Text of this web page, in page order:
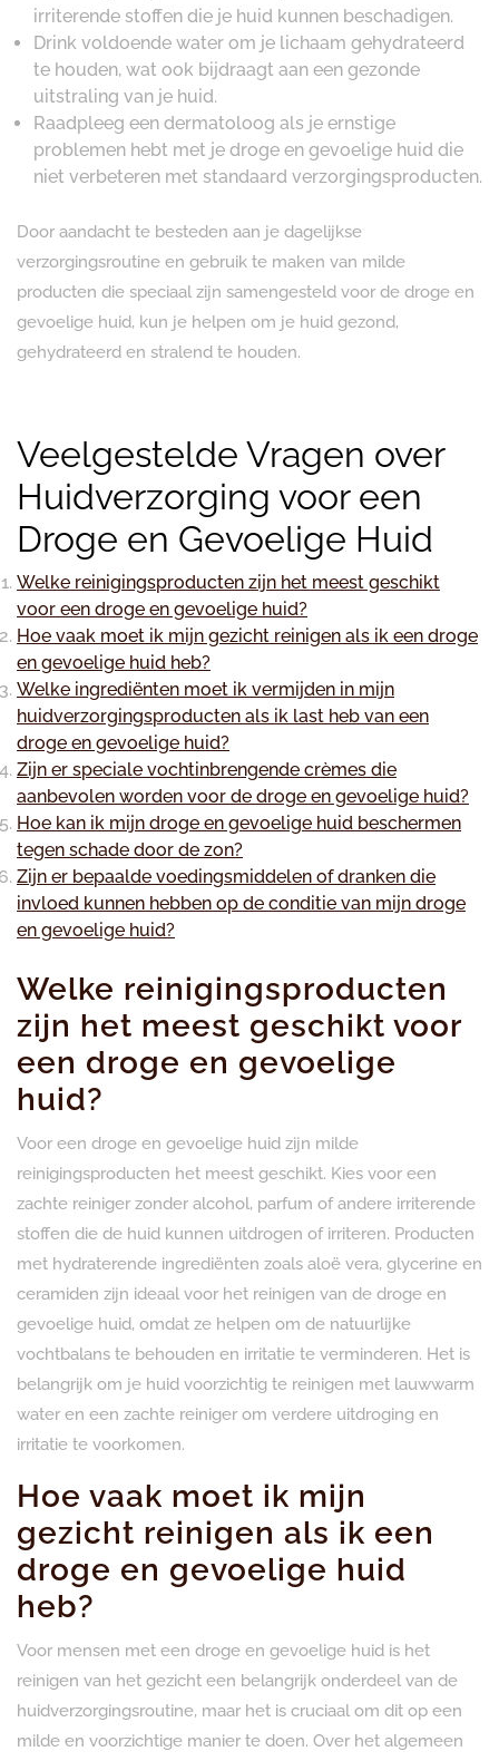
irriterende stoffen die je huid kunnen beschadigen.
Drink voldoende water om je lichaam gehydrateerd
te houden, wat ook bijdraagt aan een gezonde
uitstraling van je huid.
Raadpleeg een dermatoloog als je ernstige
problemen hebt met je droge en gevoelige huid die
niet verbeteren met standaard verzorgingsproducten.
Door aandacht te besteden aan je dagelijkse
verzorgingsroutine en gebruik te maken van milde
producten die speciaal zijn samengesteld voor de droge en
gevoelige huid, kun je helpen om je huid gezond,
gehydrateerd en stralend te houden.
Veelgestelde Vragen over
Huidverzorging voor een
Droge en Gevoelige Huid
Welke reinigingsproducten zijn het meest geschikt
voor een droge en gevoelige huid?
Hoe vaak moet ik mijn gezicht reinigen als ik een droge
en gevoelige huid heb?
Welke ingrediënten moet ik vermijden in mijn
huidverzorgingsproducten als ik last heb van een
droge en gevoelige huid?
Zijn er speciale vochtinbrengende crèmes die
aanbevolen worden voor de droge en gevoelige huid?
Hoe kan ik mijn droge en gevoelige huid beschermen
tegen schade door de zon?
Zijn er bepaalde voedingsmiddelen of dranken die
invloed kunnen hebben op de conditie van mijn droge
en gevoelige huid?
Welke reinigingsproducten
zijn het meest geschikt voor
een droge en gevoelige
huid?
Voor een droge en gevoelige huid zijn milde
reinigingsproducten het meest geschikt. Kies voor een
zachte reiniger zonder alcohol, parfum of andere irriterende
stoffen die de huid kunnen uitdrogen of irriteren. Producten
met hydraterende ingrediënten zoals aloë vera, glycerine en
ceramiden zijn ideaal voor het reinigen van de droge en
gevoelige huid, omdat ze helpen om de natuurlijke
vochtbalans te behouden en irritatie te verminderen. Het is
belangrijk om je huid voorzichtig te reinigen met lauwwarm
water en een zachte reiniger om verdere uitdroging en
irritatie te voorkomen.
Hoe vaak moet ik mijn
gezicht reinigen als ik een
droge en gevoelige huid
heb?
Voor mensen met een droge en gevoelige huid is het
reinigen van het gezicht een belangrijk onderdeel van de
huidverzorgingsroutine, maar het is cruciaal om dit op een
milde en voorzichtige manier te doen. Over het algemeen